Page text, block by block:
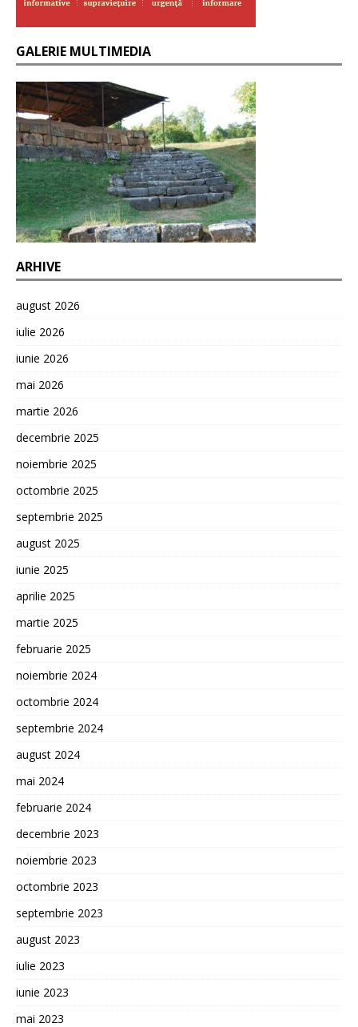
GALERIE MULTIMEDIA
ARHIVE
august 2026
iulie 2026
iunie 2026
mai 2026
martie 2026
decembrie 2025
noiembrie 2025
octombrie 2025
septembrie 2025
august 2025
iunie 2025
aprilie 2025
martie 2025
februarie 2025
noiembrie 2024
octombrie 2024
septembrie 2024
august 2024
mai 2024
februarie 2024
decembrie 2023
noiembrie 2023
octombrie 2023
septembrie 2023
august 2023
iulie 2023
iunie 2023
mai 2023